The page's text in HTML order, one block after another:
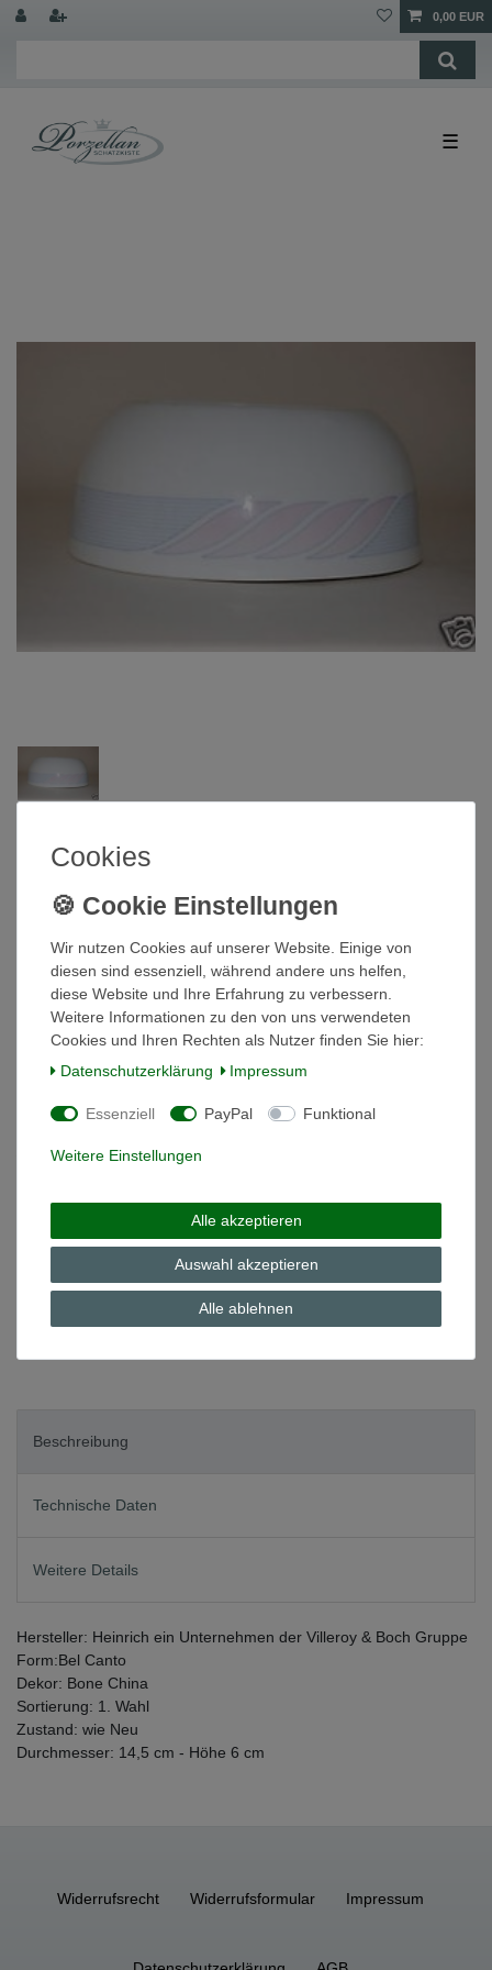
0,00 EUR
☰
Stövchen Bel Canto Heinrich Villeroy
& Boch
ArtikelnummerQI-1653
29,90 EUR *
Grundpreis29,90 € / Stück
auf Lager
In den Warenkorb
Wunschliste
Beschreibung
Technische Daten
Weitere Details
Hersteller: Heinrich ein Unternehmen der Villeroy & Boch Gruppe
Form:Bel Canto
Dekor: Bone China
Sortierung: 1. Wahl
Zustand: wie Neu
Durchmesser: 14,5 cm - Höhe 6 cm
Widerrufs­recht Widerrufs­formular Impressum
Cookies
Wir nutzen Cookies auf unserer Website. Einige von
diesen sind essenziell, während andere uns helfen,
diese Website und Ihre Erfahrung zu verbessern.
Weitere Informationen zu den von uns verwendeten
Cookies und Ihren Rechten als Nutzer finden Sie hier:
Daten­schutz­erklärung
Impressum
Essenziell PayPal Funktional
Weitere Einstellungen
Alle akzeptieren
Auswahl akzeptieren
Alle ablehnen